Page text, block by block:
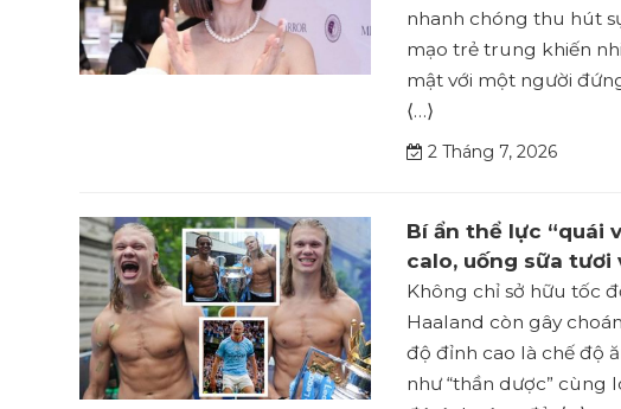
nhanh chóng thu hút
mạo trẻ trung khiến
mật với một người
⟨…⟩
2 Tháng 7, 2026
Bí ẩn thể lực “quái
calo, uống sữa
Không chỉ sở hữu tốc
Haaland còn gây
độ đỉnh cao là chế độ
như “thần dược”